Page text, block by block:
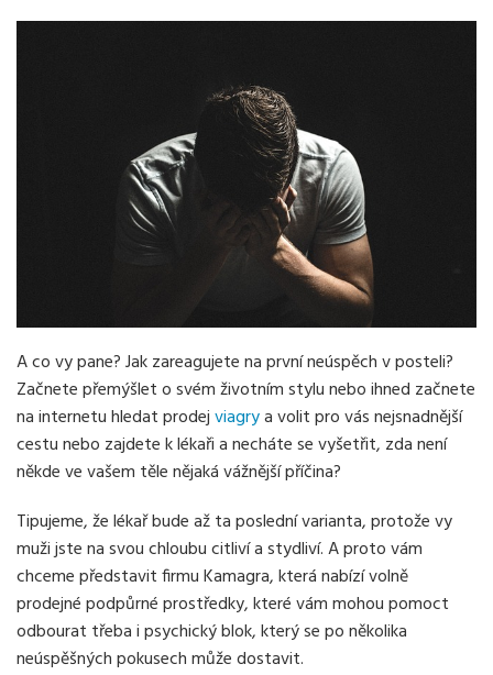
A co vy pane? Jak zareagujete na první neúspěch v posteli?
Začnete přemýšlet o svém životním stylu nebo ihned začnete
na internetu hledat prodejviagrya volit pro vás nejsnadnější
cestu nebo zajdete k lékaři a necháte se vyšetřit, zda není
někde ve vašem těle nějaká vážnější příčina?
Tipujeme, že lékař bude až ta poslední varianta, protože vy
muži jste na svou chloubu citliví a stydliví. A proto vám
chceme představit firmu Kamagra, která nabízí volně
prodejné podpůrné prostředky, které vám mohou pomoct
odbourat třeba i psychický blok, který se po několika
neúspěšných pokusech může dostavit.